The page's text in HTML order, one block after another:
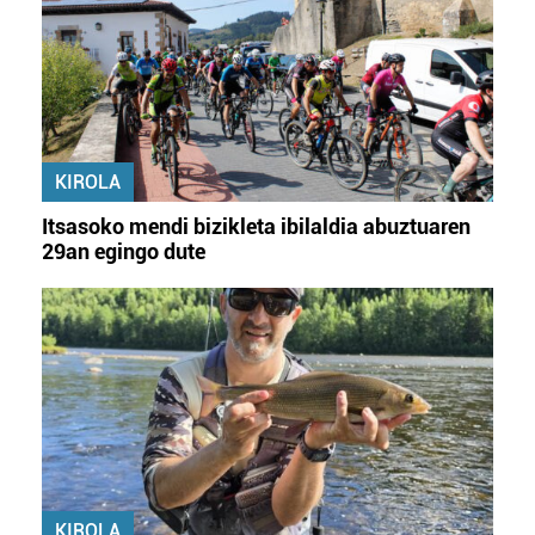
KIROLA
Itsasoko mendi bizikleta ibilaldia abuztuaren
29an egingo dute